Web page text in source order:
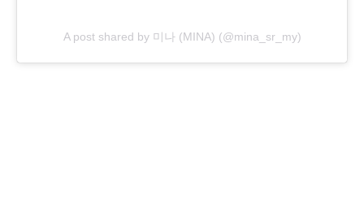
A post shared by 미나 (MINA) (@mina_sr_my)